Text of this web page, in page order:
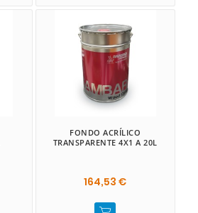
FONDO ACRÍLICO
TRANSPARENTE 4X1 A 20L
164,53 €